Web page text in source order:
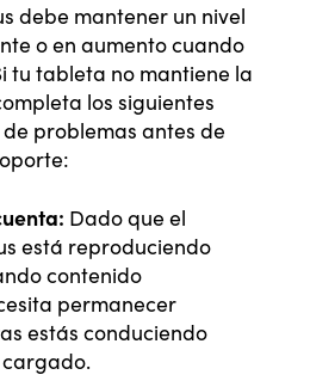
debe mantener un nivel
o en aumento cuando
tu tableta no mantiene la
los siguientes
problemas antes de
Dado que el
está reproduciendo
contenido
permanecer
estás conduciendo